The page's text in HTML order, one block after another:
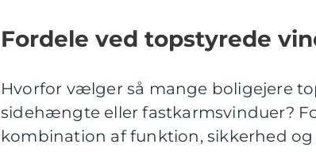
Fordele ved topstyrede
Hvorfor vælger så mange boligejere
sidehængte eller fastkarmsvinduer?
kombination af funktion, sikkerhed